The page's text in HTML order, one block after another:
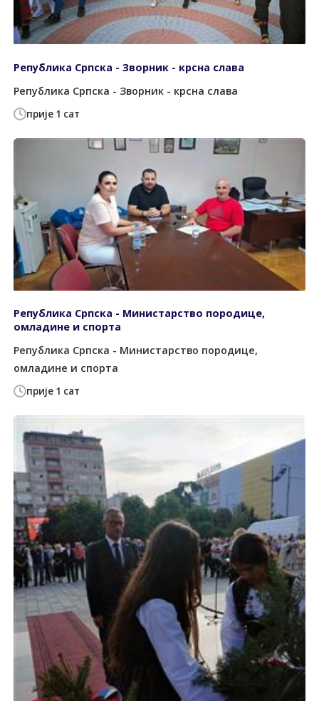
прије 1 сат
Република Српска - Зворник - крсна слава
Република Српска - Зворник - крсна слава
прије 1 сат
Република Српска - Министарство породице,
омладине и спорта
Република Српска - Министарство породице,
омладине и спорта